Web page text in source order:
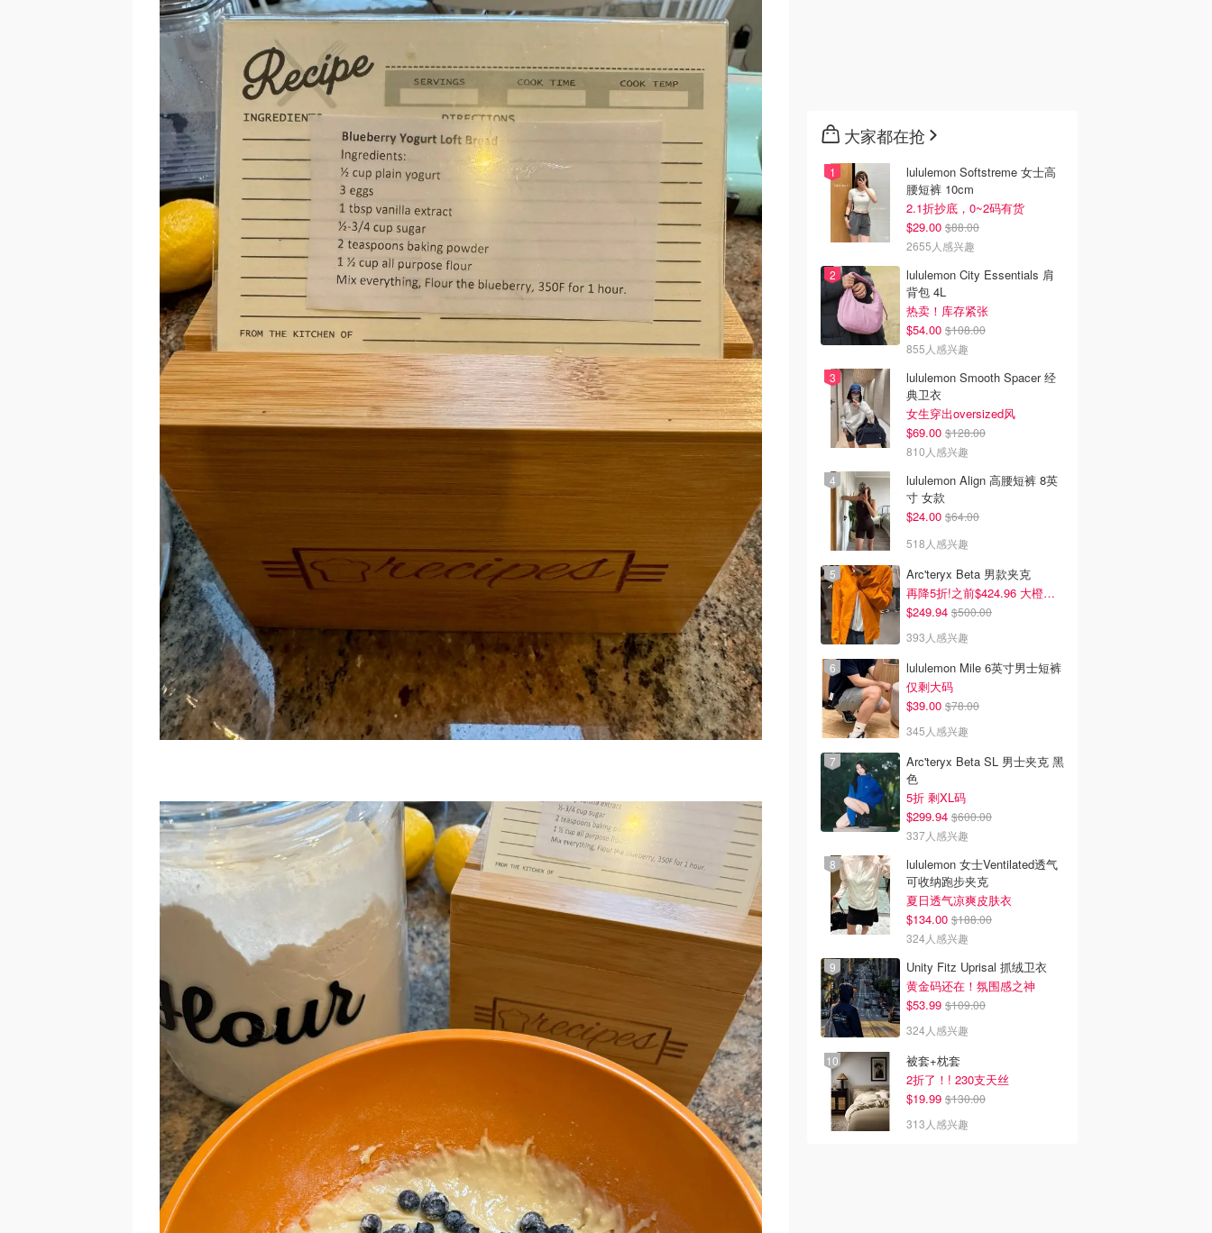
大家都在抢
lululemon Softstreme 女士高
腰短裤 10cm
2.1折抄底，0~2码有货
$29.00 $88.00
2655人感兴趣
lululemon City Essentials 肩
背包 4L
热卖！库存紧张
$54.00 $108.00
855人感兴趣
lululemon Smooth Spacer 经
典卫衣
女生穿出oversized风
$69.00 $128.00
810人感兴趣
lululemon Align 高腰短裤 8英
寸 女款
$24.00 $64.00
518人感兴趣
Arc'teryx Beta 男款夹克
再降5折!之前$424.96 大橙子好显白 蹲补
$249.94 $500.00
393人感兴趣
lululemon Mile 6英寸男士短裤
仅剩大码
$39.00 $78.00
345人感兴趣
Arc'teryx Beta SL 男士夹克 黑
色
5折 剩XL码
$299.94 $600.00
337人感兴趣
lululemon 女士Ventilated透气
可收纳跑步夹克
夏日透气凉爽皮肤衣
$134.00 $188.00
324人感兴趣
Unity Fitz Uprisal 抓绒卫衣
黄金码还在！氛围感之神
$53.99 $109.00
324人感兴趣
被套+枕套
2折了！! 230支天丝
$19.99 $130.00
313人感兴趣